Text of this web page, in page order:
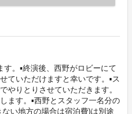
。▪️終演後、西野がロビーにて
ていただけますと幸いです。▪️ス
やりとりさせていただきます。
ます。▪️西野とスタッフ一名分の
い地方の場合は宿泊費)は別途